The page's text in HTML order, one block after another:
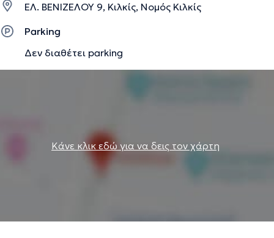
ΕΛ. ΒΕΝΙΖΕΛΟΥ 9, Κιλκίς, Νομός Κιλκίς
Parking
Δεν διαθέτει parking
Κάνε κλικ εδώ για να δεις τον χάρτη